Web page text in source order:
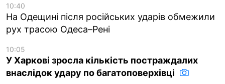
10:40
На Одещині після російських ударів обмежили
рух трасою Одеса–Рені
10:05
У Харкові зросла кількість постраждалих
внаслідок удару по багатоповерхівці